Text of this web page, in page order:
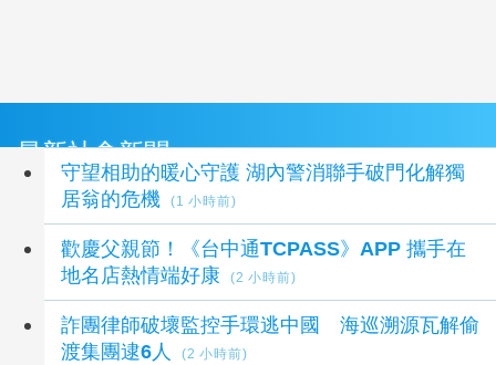
最新社會新聞
守望相助的暖心守護 湖內警消聯手破門化解獨
居翁的危機
(1 小時前)
歡慶父親節！《台中通TCPASS》APP 攜手在
地名店熱情端好康
(2 小時前)
詐團律師破壞監控手環逃中國 海巡溯源瓦解偷
渡集團逮6人
(2 小時前)